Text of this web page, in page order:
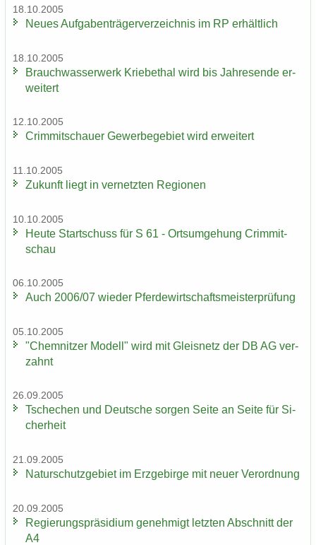
18.10.2005
Neues Auf­ga­ben­trä­ger­ver­zeich­nis im RP er­hält­lich
18.10.2005
Brauch­was­ser­werk Krie­be­thal wird bis Jah­res­en­de er­
wei­tert
12.10.2005
Crim­mit­schau­er Ge­wer­be­ge­biet wird er­wei­tert
11.10.2005
Zu­kunft liegt in ver­netz­ten Re­gio­nen
10.10.2005
Heute Start­schuss für S 61 - Orts­um­ge­hung Crim­mit­
schau
06.10.2005
Auch 2006/07 wie­der Pfer­de­wirt­schafts­meis­ter­prü­fung
05.10.2005
"Chem­nit­zer Mo­dell" wird mit Gleis­netz der DB AG ver­
zahnt
26.09.2005
Tsche­chen und Deut­sche sor­gen Seite an Seite für Si­
cher­heit
21.09.2005
Na­tur­schutz­ge­biet im Erz­ge­bir­ge mit neuer Ver­ord­nung
20.09.2005
Re­gie­rungs­prä­si­di­um ge­neh­migt letz­ten Ab­schnitt der
A4